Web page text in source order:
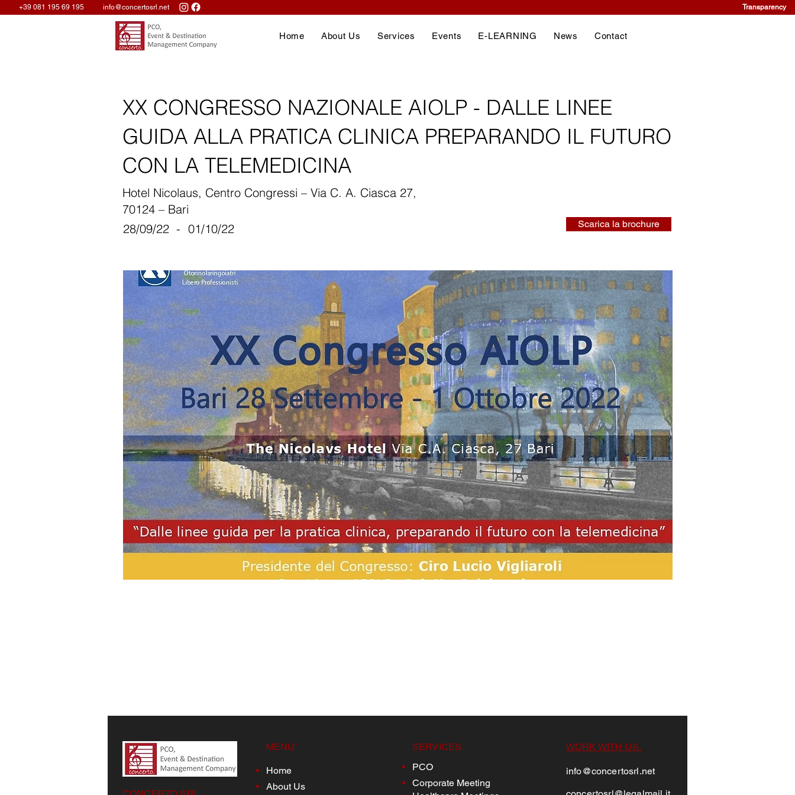
+39 081 195 69 195 info@concertosrl.net Transparency
Home About Us Services Events E-LEARNING News Contact
XX CONGRESSO NAZIONALE AIOLP - DALLE LINEE
GUIDA ALLA PRATICA CLINICA PREPARANDO IL FUTURO
CON LA TELEMEDICINA
Hotel Nicolaus, Centro Congressi – Via C. A. Ciasca 27,
70124 – Bari
28/09/22 - 01/10/22 Scarica la brochure
MENU'
Home
About Us
SERVICES
PCO
Corporate Meeting
WORK WITH US.
info@concertosrl.net